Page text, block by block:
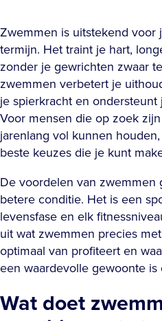
Zwemmen is uitstekend voor
termijn. Het traint je hart,
zonder je gewrichten zwaar
zwemmen verbetert je
je spierkracht en
Voor mensen die op zoek
jarenlang vol kunnen
beste keuzes die je kunt
De voordelen van zwemmen
betere conditie. Het is een
levensfase en elk
uit wat zwemmen precies
optimaal van profiteert en
een waardevolle gewoonte
Wat doet